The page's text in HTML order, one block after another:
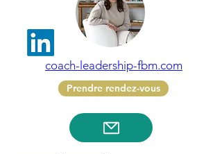
coach-leadership-fbm.com
Prendre rendez-vous